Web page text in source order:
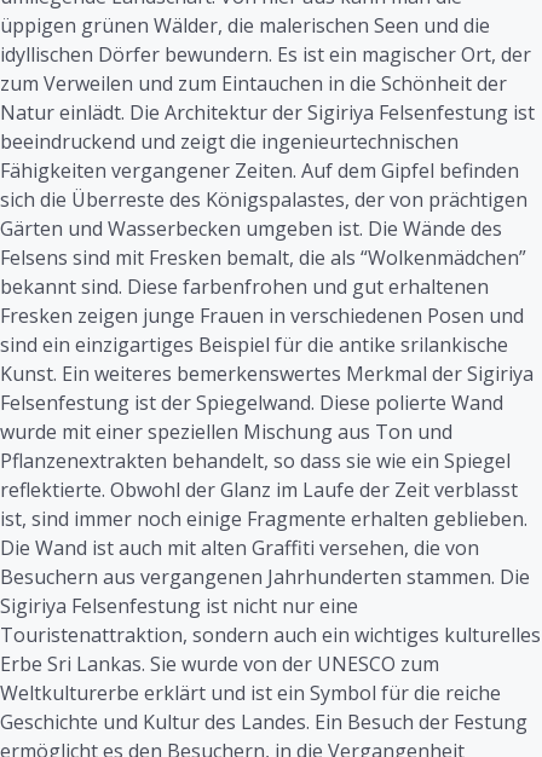
üppigen grünen Wälder, die malerischen Seen und die
idyllischen Dörfer bewundern. Es ist ein magischer Ort, der
zum Verweilen und zum Eintauchen in die Schönheit der
Natur einlädt. Die Architektur der Sigiriya Felsenfestung ist
beeindruckend und zeigt die ingenieurtechnischen
Fähigkeiten vergangener Zeiten. Auf dem Gipfel befinden
sich die Überreste des Königspalastes, der von prächtigen
Gärten und Wasserbecken umgeben ist. Die Wände des
Felsens sind mit Fresken bemalt, die als “Wolkenmädchen”
bekannt sind. Diese farbenfrohen und gut erhaltenen
Fresken zeigen junge Frauen in verschiedenen Posen und
sind ein einzigartiges Beispiel für die antike srilankische
Kunst. Ein weiteres bemerkenswertes Merkmal der Sigiriya
Felsenfestung ist der Spiegelwand. Diese polierte Wand
wurde mit einer speziellen Mischung aus Ton und
Pflanzenextrakten behandelt, so dass sie wie ein Spiegel
reflektierte. Obwohl der Glanz im Laufe der Zeit verblasst
ist, sind immer noch einige Fragmente erhalten geblieben.
Die Wand ist auch mit alten Graffiti versehen, die von
Besuchern aus vergangenen Jahrhunderten stammen. Die
Sigiriya Felsenfestung ist nicht nur eine
Touristenattraktion, sondern auch ein wichtiges kulturelles
Erbe Sri Lankas. Sie wurde von der UNESCO zum
Weltkulturerbe erklärt und ist ein Symbol für die reiche
Geschichte und Kultur des Landes. Ein Besuch der Festung
ermöglicht es den Besuchern, in die Vergangenheit